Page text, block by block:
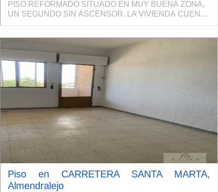
PISO REFORMADO SITUADO EN MUY BUENA ZONA,
UN SEGUNDO SIN ASCENSOR. LA VIVIENDA CUENTA
CON UN ACOGEDOR SALON COMEDOR CON SALIDA
Piso en CARRETERA SANTA MARTA,
Almendralejo